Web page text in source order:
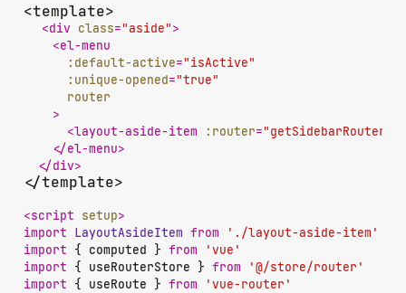
<template>
<div class="aside">
<el-menu
:default-active="isActive"
:unique-opened="true"
router
    >
<layout-aside-item :router="getSidebarRouters"
</el-menu>
</div>
</template>
<script setup>
import LayoutAsideItem from
'./layout-aside-item'
import { computed } from
'vue'
import { useRouterStore } from
'@/store/router'
import { useRoute } from 'vue-router'